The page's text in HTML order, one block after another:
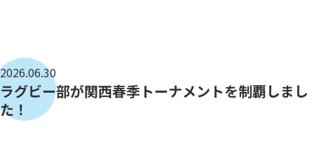
2026.06.30
ラグビー部が関西春季トーナメントを制覇しまし
た！